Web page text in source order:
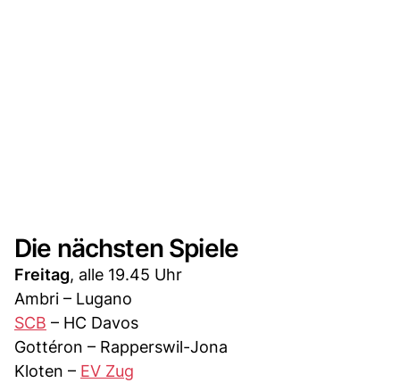
Die nächsten Spiele
Freitag, alle 19.45 Uhr
Ambri – Lugano
SCB – HC Davos
Gottéron – Rapperswil-Jona
Kloten – EV Zug